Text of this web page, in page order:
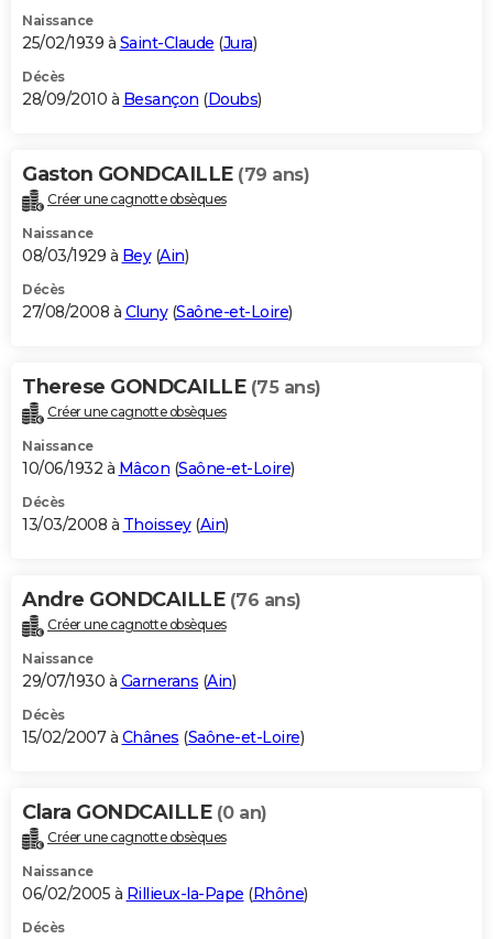
Naissance
25/02/1939 à Saint-Claude (Jura)
Décès
28/09/2010 à Besançon (Doubs)
Gaston GONDCAILLE (79 ans)
Créer une cagnotte obsèques
Naissance
08/03/1929 à Bey(Ain)
Décès
27/08/2008 à Cluny(Saône-et-Loire)
Therese GONDCAILLE (75 ans)
Créer une cagnotte obsèques
Naissance
10/06/1932 à Mâcon (Saône-et-Loire)
Décès
13/03/2008 à Thoissey(Ain)
Andre GONDCAILLE (76 ans)
Créer une cagnotte obsèques
Naissance
29/07/1930 à Garnerans (Ain)
Décès
15/02/2007 à Chânes (Saône-et-Loire)
Clara GONDCAILLE (0 an)
Créer une cagnotte obsèques
Naissance
06/02/2005 à Rillieux-la-Pape (Rhône)
Décès